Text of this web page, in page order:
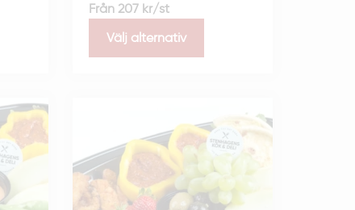
Från 207 kr/st
Välj alternativ